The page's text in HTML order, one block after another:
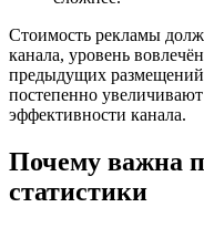
Стоимость рекламы
канала, уровень
предыдущих
постепенно
эффективности канала.
Почему важна
статистики